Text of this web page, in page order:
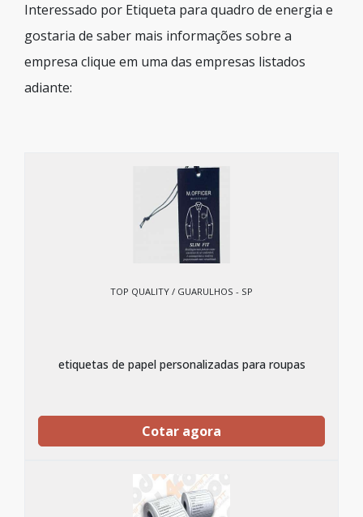
Interessado por Etiqueta para quadro de energia e
gostaria de saber mais informações sobre a
empresa clique em uma das empresas listados
adiante:
TOP QUALITY / GUARULHOS - SP
etiquetas de papel personalizadas para roupas
Cotar agora